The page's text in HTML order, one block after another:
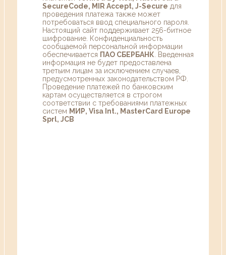
SecureCode, MIR Accept, J-Secure для
проведения платежа также может
потребоваться ввод специального пароля.
Настоящий сайт поддерживает 256-битное
шифрование. Конфиденциальность
сообщаемой персональной информации
обеспечивается ПАО СБЕРБАНК . Введенная
информация не будет предоставлена
третьим лицам за исключением случаев,
предусмотренных законодательством РФ.
Проведение платежей по банковским
картам осуществляется в строгом
соответствии с требованиями платежных
систем МИР, Visa Int., MasterCard Europe
Sprl, JCB